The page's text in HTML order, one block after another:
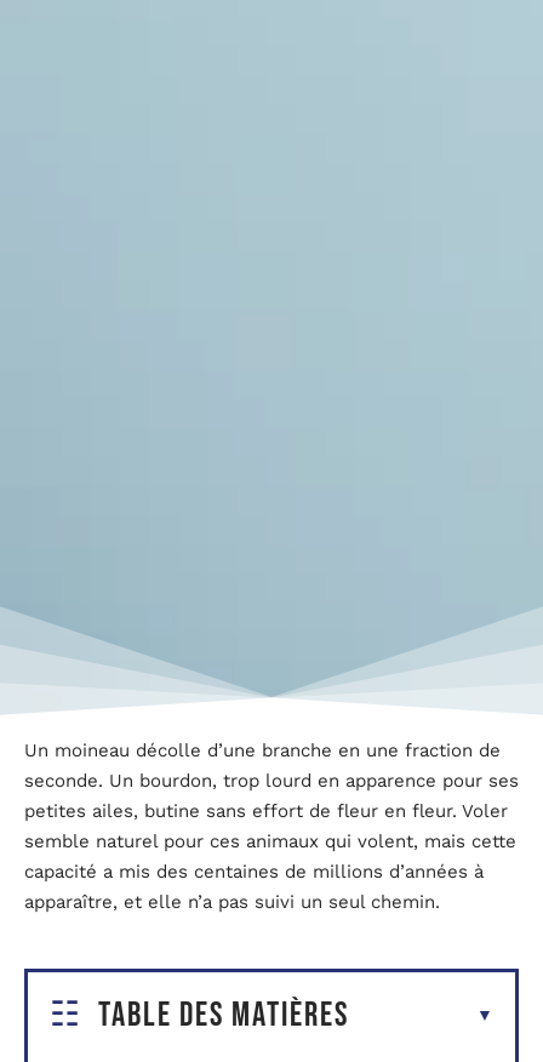
Un moineau décolle d’une branche en une fraction de
seconde. Un bourdon, trop lourd en apparence pour ses
petites ailes, butine sans effort de fleur en fleur. Voler
semble naturel pour ces animaux qui volent, mais cette
capacité a mis des centaines de millions d’années à
apparaître, et elle n’a pas suivi un seul chemin.
Table des matières